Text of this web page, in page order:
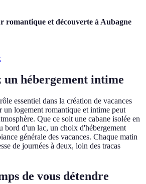
romantique et découverte à Aubagne
un hébergement intime
essentiel dans la création de vacances
un logement romantique et intime peut
Que ce soit une cabane isolée en
bord d'un lac, un choix d'hébergement
générale des vacances. Chaque matin
de journées à deux, loin des tracas
de vous détendre